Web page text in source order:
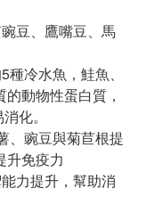
豆、鷹嘴豆、馬
冷水魚，鮭魚、
動物性蛋白質，
化。
、豌豆與菊苣根提
升免疫力
力提升，幫助消